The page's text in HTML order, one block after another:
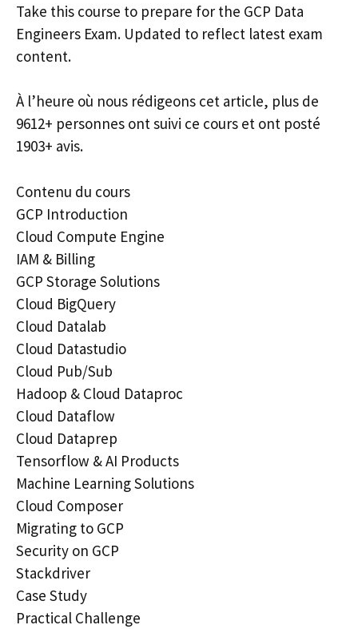
Take this course to prepare for the GCP Data
Engineers Exam. Updated to reflect latest exam
content.
À l’heure où nous rédigeons cet article, plus de
9612+ personnes ont suivi ce cours et ont posté
1903+ avis.
Contenu du cours
GCP Introduction
Cloud Compute Engine
IAM & Billing
GCP Storage Solutions
Cloud BigQuery
Cloud Datalab
Cloud Datastudio
Cloud Pub/Sub
Hadoop & Cloud Dataproc
Cloud Dataflow
Cloud Dataprep
Tensorflow & AI Products
Machine Learning Solutions
Cloud Composer
Migrating to GCP
Security on GCP
Stackdriver
Case Study
Practical Challenge